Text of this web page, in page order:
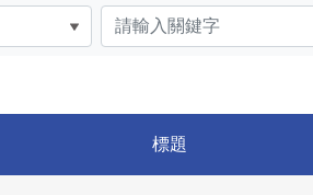
關鍵字
標題